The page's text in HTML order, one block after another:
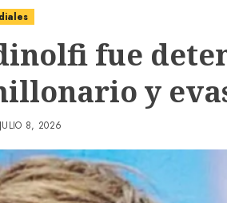
fue
y
JULIO 8, 2026